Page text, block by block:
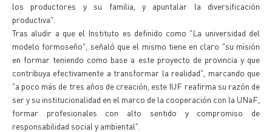
los productores y su familia, y apuntalar la diversificación
productiva".
Tras aludir a que el Instituto es definido como "La universidad del
modelo formoseño", señaló que el mismo tiene en claro "su misión
en formar teniendo como base a este proyecto de provincia y que
contribuya efectivamente a transformar la realidad", marcando que
"a poco más de tres años de creación, este IUF reafirma su razón de
ser y su institucionalidad en el marco de la cooperación con la UNaF,
formar profesionales con alto sentido y compromiso de
responsabilidad social y ambiental".